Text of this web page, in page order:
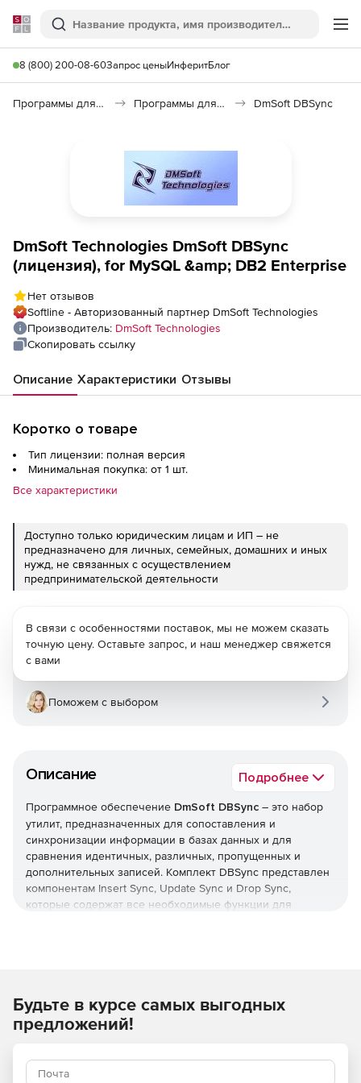
Softline
Поиск
8 (800) 200-08-60Запрос ценыИнферитБлог
Программы для программирования Программы для работы с базами данных DmSoft DBSync
DmSoft Technologies DmSoft DBSync
(лицензия), for MySQL &amp; DB2 Enterprise
Нет отзывов
Softline - Авторизованный партнер DmSoft Technologies
Производитель: DmSoft Technologies
Скопировать ссылку
Описание Характеристики Отзывы
Коротко о товаре
Тип лицензии: полная версия
Минимальная покупка: от 1 шт.
Все характеристики
Доступно только юридическим лицам и ИП – не
предназначено для личных, семейных, домашних и иных
нужд, не связанных с осуществлением
предпринимательской деятельности
Описание Подробнее
Программное обеспечение DmSoft DBSync – это набор
утилит, предназначенных для сопоставления и
синхронизации информации в базах данных и для
сравнения идентичных, различных, пропущенных и
дополнительных записей. Комплект DBSync представлен
компонентам Insert Sync, Update Sync и Drop Sync,
которые содержат все необходимые функции для
SQL.
Компоненты DBSync:
В связи с особенностями поставок, мы не можем сказать
точную цену. Оставьте запрос, и наш менеджер свяжется
с вами
Поможем с выбором
Будьте в курсе самых выгодных
предложений!